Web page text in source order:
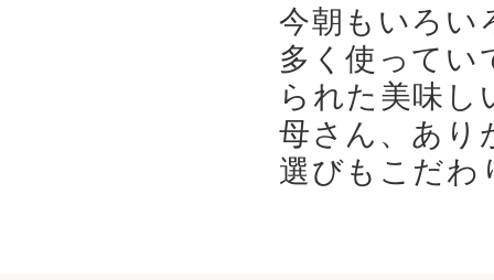
今朝もいろい
多く使ってい
られた美味
母さん、あり
選びもこだ